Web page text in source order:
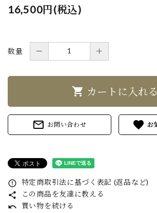
16,500円(税込)
数量 － ＋
shopping_cart カートに入れる
mail_outline お問い合わせ favorite
error_outline 特定商取引法に基づく表記 (返品など)
share この商品を友達に教える
undo 買い物を続ける